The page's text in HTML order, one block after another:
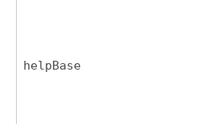
helpBase